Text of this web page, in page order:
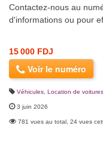
Contactez-nous au
d'informations ou pour
15 000 FDJ
Voir le numéro
Véhicules Location de voitures
3 juin 2026
781 vues au total, 24 vues